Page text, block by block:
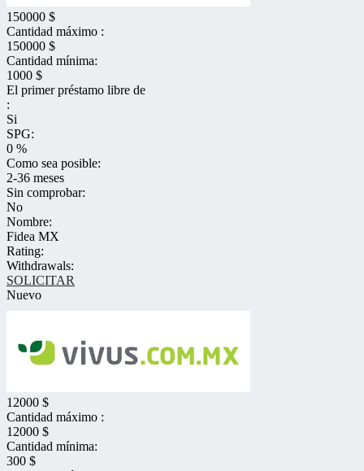
150000 $
Cantidad máximo :
150000 $
Cantidad mínima:
1000 $
El primer préstamo libre de
:
Si
SPG:
0 %
Como sea posible:
2-36 meses
Sin comprobar:
No
Nombre:
Fidea MX
Rating:
Withdrawals:
SOLICITAR
Nuevo
12000 $
Cantidad máximo :
12000 $
Cantidad mínima:
300 $